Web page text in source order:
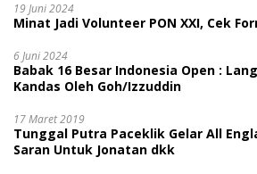
19 Juni 2024
Minat Jadi Volunteer PON XXI, Cek
6 Juni 2024
Babak 16 Besar Indonesia Open :
Kandas Oleh Goh/Izzuddin
17 Maret 2019
Tunggal Putra Paceklik Gelar All
Saran Untuk Jonatan dkk